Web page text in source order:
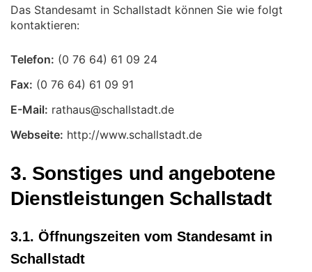
Das Standesamt in Schallstadt können Sie wie folgt
kontaktieren:
Telefon:
Fax:
E-Mail:
Webseite: http://www.schallstadt.de
3. Sonstiges und angebotene
Dienstleistungen Schallstadt
3.1. Öffnungszeiten vom Standesamt in
Schallstadt